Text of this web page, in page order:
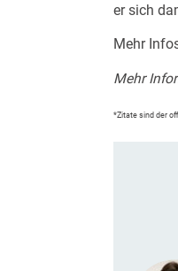
er sich
Mehr
Mehr
*Zitate sind der